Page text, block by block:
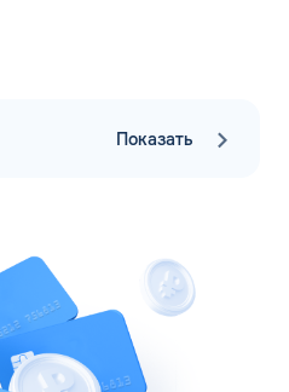
Показать